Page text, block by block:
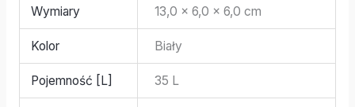
Wymiary 13,0 × 6,0 × 6,0 cm
Kolor Biały
Pojemność [L] 35 L